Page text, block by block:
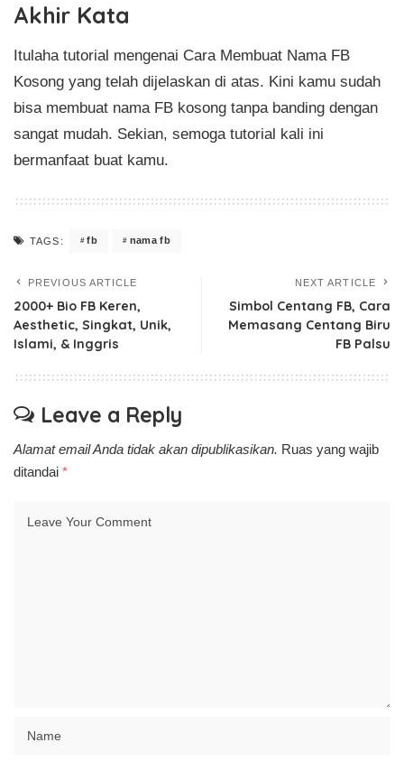
Akhir Kata
Itulaha tutorial mengenai Cara Membuat Nama FB
Kosong yang telah dijelaskan di atas. Kini kamu sudah
bisa membuat nama FB kosong tanpa banding dengan
sangat mudah. Sekian, semoga tutorial kali ini
bermanfaat buat kamu.
TAGS: fb nama fb
PREVIOUS ARTICLE
2000+ Bio FB Keren,
Aesthetic, Singkat, Unik,
Islami, & Inggris
NEXT ARTICLE
Simbol Centang FB, Cara
Memasang Centang Biru
FB Palsu
Leave a Reply
Alamat email Anda tidak akan dipublikasikan. Ruas yang wajib
ditandai *